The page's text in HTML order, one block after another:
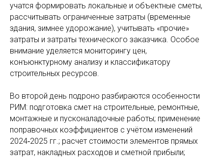
учатся формировать локальные и объектные сметы,
рассчитывать ограниченные затраты (временные
здания, зимнее удорожание), учитывать «прочие»
затраты и затраты технического заказчика. Особое
внимание уделяется мониторингу цен,
конъюнктурному анализу и классификатору
строительных ресурсов.
Во второй день подроно разбираются особенности
РИМ: подготовка смет на строительные, ремонтные,
монтажные и пусконаладочные работы; применение
поправочных коэффициентов с учётом изменений
2024‑2025 гг.; расчет стоимости элементов прямых
затрат, накладных расходов и сметной прибыли;